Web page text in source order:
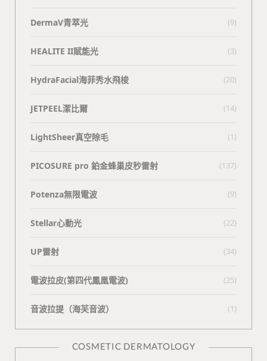
DermaV青萃光 (9)
HEALITE II賦能光 (3)
HydraFacial海菲秀水飛梭 (20)
JETPEEL潔比爾 (14)
LightSheer真空除毛 (1)
PICOSURE pro 鉑金蜂巢皮秒雷射 (137)
Potenza無限電波 (9)
Stellar心動光 (22)
UP雷射 (34)
電波拉皮(第四代鳳凰電波) (25)
⾳波拉提（海芙⾳波） (1)
COSMETIC DERMATOLOGY